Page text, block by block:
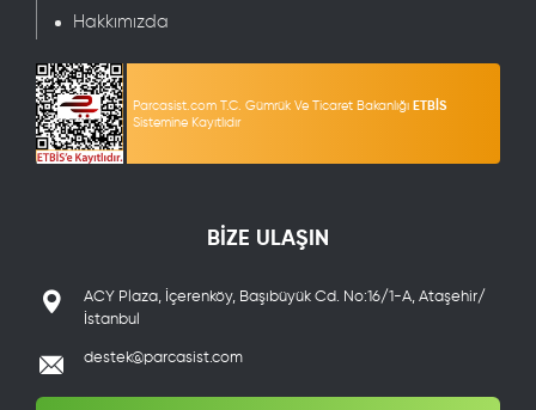
Hakkımızda
Parcasist.com T.C. Gümrük Ve Ticaret Bakanlığı ETBİS
Sistemine Kayıtlıdır
BİZE ULAŞIN
ACY Plaza, İçerenköy, Başıbüyük Cd. No:16/1-A, Ataşehir/
İstanbul
destek@parcasist.com